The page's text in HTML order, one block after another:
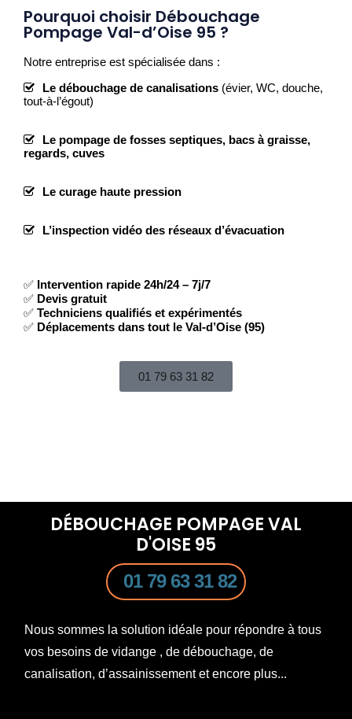
Pourquoi choisir Débouchage
Pompage Val-d’Oise 95 ?
Notre entreprise est spécialisée dans :
Le débouchage de canalisations (évier, WC, douche,
tout-à-l’égout)
Le pompage de fosses septiques, bacs à graisse,
regards, cuves
Le curage haute pression
L’inspection vidéo des réseaux d’évacuation
✅ Intervention rapide 24h/24 – 7j/7
✅ Devis gratuit
✅ Techniciens qualifiés et expérimentés
✅ Déplacements dans tout le Val-d’Oise (95)
01 79 63 31 82
DÉBOUCHAGE POMPAGE VAL
D'OISE 95
01 79 63 31 82
Nous sommes la solution idéale pour répondre à tous
vos besoins de vidange , de débouchage, de
canalisation, d’assainissement et encore plus...